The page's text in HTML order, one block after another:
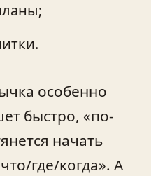
особенно
быстро, «по-
начать
где/когда». А